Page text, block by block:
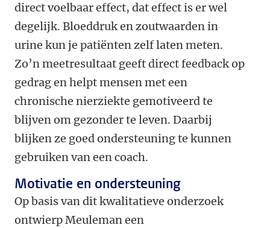
direct voelbaar effect, dat effect is er wel
degelijk. Bloeddruk en zoutwaarden in
urine kun je patiënten zelf laten meten.
Zo’n meetresultaat geeft direct feedback op
gedrag en helpt mensen met een
chronische nierziekte gemotiveerd te
blijven om gezonder te leven. Daarbij
blijken ze goed ondersteuning te kunnen
gebruiken van een coach.
Motivatie en ondersteuning
Op basis van dit kwalitatieve onderzoek
ontwierp Meuleman een